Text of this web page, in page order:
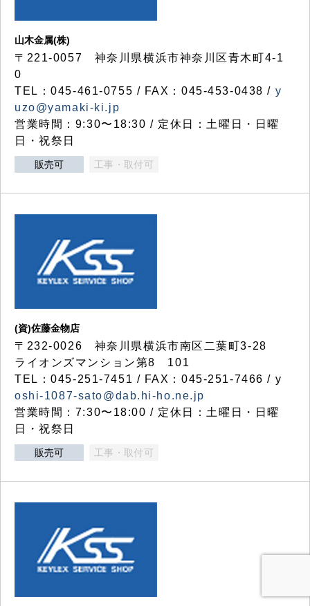
山木金属(株)
〒221-0057 神奈川県横浜市神奈川区青木町4-1
0
TEL：045-461-0755 / FAX：045-453-0438 / y
uzo@yamaki-ki.jp
営業時間：9:30〜18:30 / 定休日：土曜日・日曜
日・祝祭日
販売可 工事・取付可
(資)佐藤金物店
〒232-0026 神奈川県横浜市南区二葉町3-28
ライオンズマンション第8 101
TEL：045-251-7451 / FAX：045-251-7466 / y
oshi-1087-sato@dab.hi-ho.ne.jp
営業時間：7:30〜18:00 / 定休日：土曜日・日曜
日・祝祭日
販売可 工事・取付可